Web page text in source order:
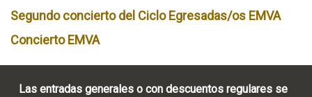
Segundo concierto del Ciclo Egresadas/os EMVA
Concierto EMVA
Las entradas generales o con descuentos regulares se